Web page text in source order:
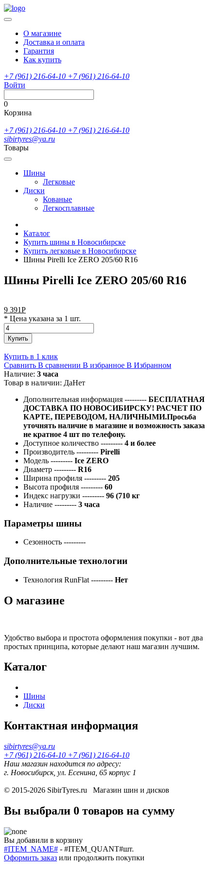
О магазине
Доставка и оплата
Гарантия
Как купить
+7 (961) 216-64-10 +7 (961) 216-64-10
Войти
0
Корзина
+7 (961) 216-64-10 +7 (961) 216-64-10
sibirtyres@ya.ru
Товары
Шины
Легковые
Диски
Кованые
Легкосплавные
Каталог
Купить шины в Новосибирске
Купить легковые в Новосибирске
Шины Pirelli Ice ZERO 205/60 R16
Шины Pirelli Ice ZERO 205/60 R16
9 391Р
* Цена указана за 1 шт.
Купить
Купить в 1 клик
Сравнить В сравнении В избранное В Избранном
Наличие: 3 часа
Товар в наличии: ДаНет
Дополнительная информация --------- БЕСПЛАТНАЯ
ДОСТАВКА ПО НОВОСИБИРСКУ! РАСЧЕТ ПО
КАРТЕ, ПЕРЕВОДОМ, НАЛИЧНЫМИ.Просьба
уточнять наличие в магазине и возможность заказа
не кратное 4 шт по телефону.
Доступное количество --------- 4 и более
Производитель --------- Pirelli
Модель --------- Ice ZERO
Диаметр --------- R16
Ширина профиля --------- 205
Высота профиля --------- 60
Индекс нагрузки --------- 96 (710 кг
Наличие --------- 3 часа
Параметры шины
Сезонность ---------
Дополнительные технологии
Технология RunFlat --------- Нет
О магазине
Удобство выбора и простота оформления покупки - вот два
простых принципа, которые делают наш магазин лучшим.
Каталог
Шины
Диски
Контактная информация
sibirtyres@ya.ru
+7 (961) 216-64-10 +7 (961) 216-64-10
Наш магазин находится по адресу:
г. Новосибирск, ул. Есенина, 65 корпус 1
© 2015-2026 SibirTyres.ru Магазин шин и дисков
Вы выбрали 0 товаров на сумму
Вы добавили в корзину
#ITEM_NAME# - #ITEM_QUANT#шт.
Оформить заказ или продолжить покупки